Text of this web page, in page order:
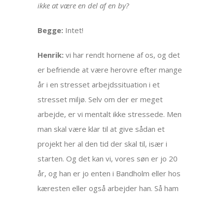
ikke at være en del af en by?
Begge: Intet!
Henrik: vi har rendt hornene af os, og det
er befriende at være herovre efter mange
år i en stresset arbejdssituation i et
stresset miljø. Selv om der er meget
arbejde, er vi mentalt ikke stressede. Men
man skal være klar til at give sådan et
projekt her al den tid der skal til, især i
starten. Og det kan vi, vores søn er jo 20
år, og han er jo enten i Bandholm eller hos
kæresten eller også arbejder han. Så ham